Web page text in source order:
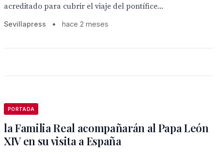
acreditado para cubrir el viaje del pontífice...
Sevillapress • hace 2 meses
PORTADA
la Familia Real acompañarán al Papa León
XIV en su visita a España